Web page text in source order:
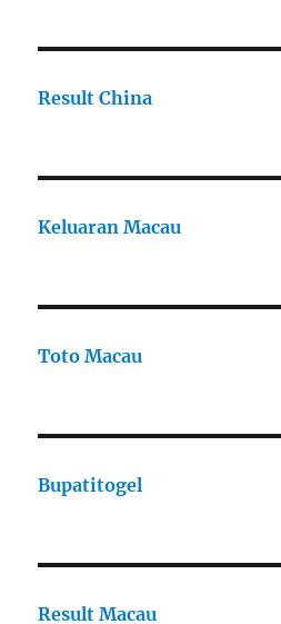
Result China
Keluaran Macau
Toto Macau
Bupatitogel
Result Macau